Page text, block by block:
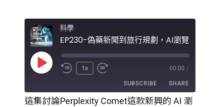
科學
Play
1x 00:00 /
SUBSCRIBE SHARE
這集討論Perplexity Comet這款新興的 AI 瀏